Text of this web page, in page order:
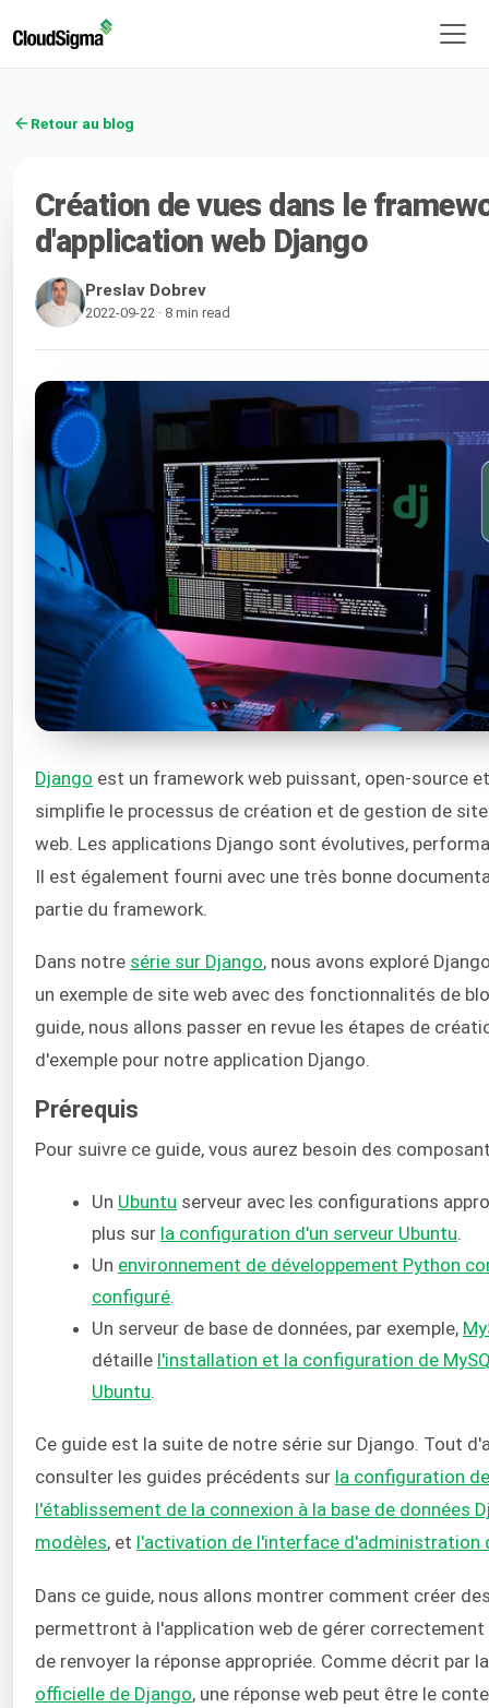
Retour au blog
Création de vues dans le
d'application web Django
Preslav Dobrev
2022-09-22 · 8 min read
Django est un framework web puissant, open-source
simplifie le processus de création et de gestion de
web. Les applications Django sont évolutives,
Il est également fourni avec une très bonne
partie du framework.
Dans notre série sur Django, nous avons exploré
un exemple de site web avec des fonctionnalités de
guide, nous allons passer en revue les étapes de
d'exemple pour notre application Django.
Prérequis
Pour suivre ce guide, vous aurez besoin des
Un Ubuntu serveur avec les configurations
plus sur la configuration d'un serveur Ubuntu
Un environnement de développement Python
configuré
Un serveur de base de données, par exemple,
détaille l'installation et la configuration de
Ubuntu
Ce guide est la suite de notre série sur Django. Tout
consulter les guides précédents sur la configuration
l'établissement de la connexion à la base de données
modèles, et l'activation de l'interface d'administration
Dans ce guide, nous allons montrer comment créer
permettront à l'application web de gérer
de renvoyer la réponse appropriée. Comme décrit par
officielle de Django, une réponse web peut être le